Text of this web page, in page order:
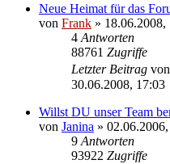
Neue Heimat für das
von Frank » 18.06.2008,
4 Antworten
88761 Zugriffe
Letzter Beitrag von
30.06.2008, 17:03
Willst DU unser Team
von Janina »
9 Antworten
93922 Zugriffe